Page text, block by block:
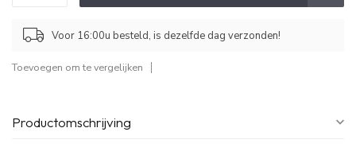
Voor 16:00u besteld, is dezelfde dag verzonden!
Toevoegen om te vergelijken
Productomschrijving